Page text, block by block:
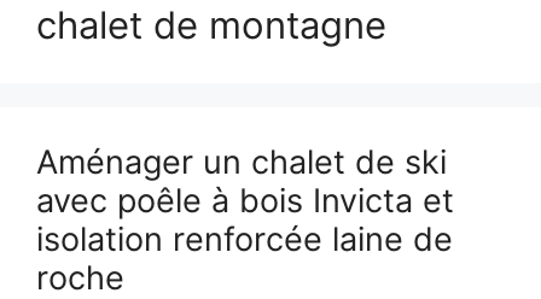
chalet de montagne
Aménager un chalet de ski
avec poêle à bois Invicta et
isolation renforcée laine de
roche